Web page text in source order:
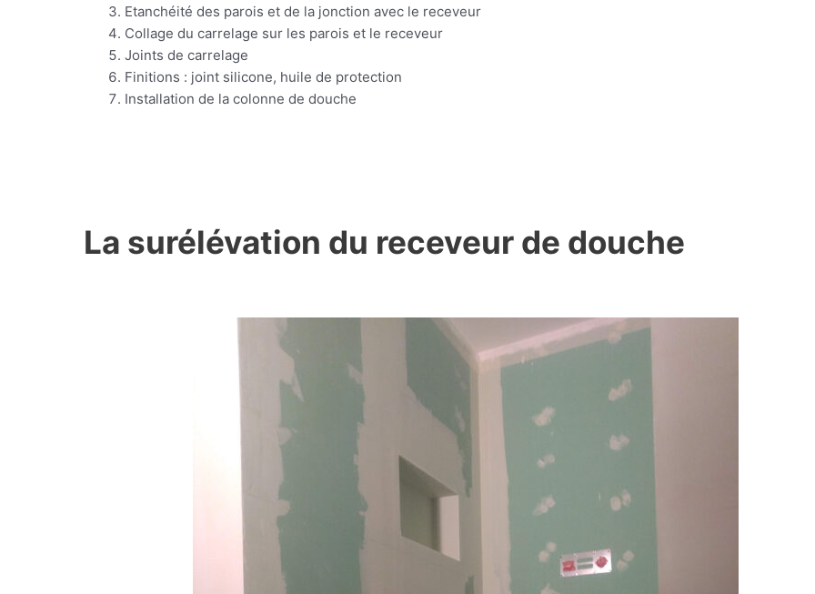
Etanchéité des parois et de la jonction avec le receveur
Collage du carrelage sur les parois et le receveur
Joints de carrelage
Finitions : joint silicone, huile de protection
Installation de la colonne de douche
La surélévation du receveur de douche